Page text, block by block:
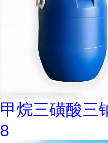
甲烷三磺酸三
8